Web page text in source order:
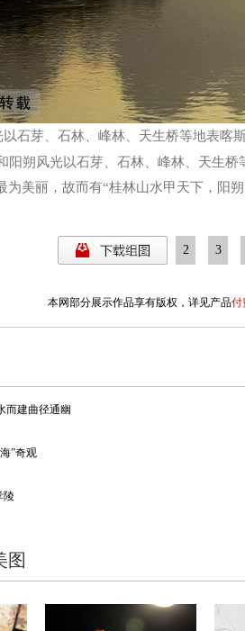
石芽、石林、峰林、天生桥等地表喀
阳朔风光以石芽、石林、峰林、天生
为美丽，故而有“桂林山水甲天下，阳
2 3
本网部分展示作品享有版权，详见产品付
而建曲径通幽
”奇观
陵